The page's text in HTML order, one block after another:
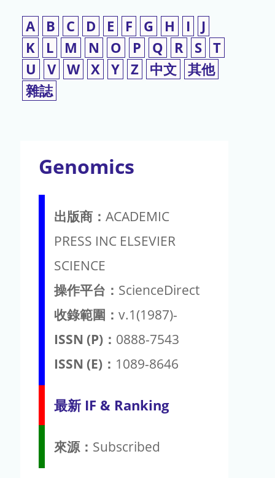
A B C D E F G H I
J
K
L M N O P Q R S T
U
V W X Y Z 中文 其他
雜誌
Genomics
出版商： ACADEMIC
PRESS INC ELSEVIER
SCIENCE
操作平台： ScienceDirect
收錄範圍： v.1(1987)-
ISSN (P)： 0888-7543
ISSN (E)： 1089-8646
最新 IF & Ranking
來源： Subscribed